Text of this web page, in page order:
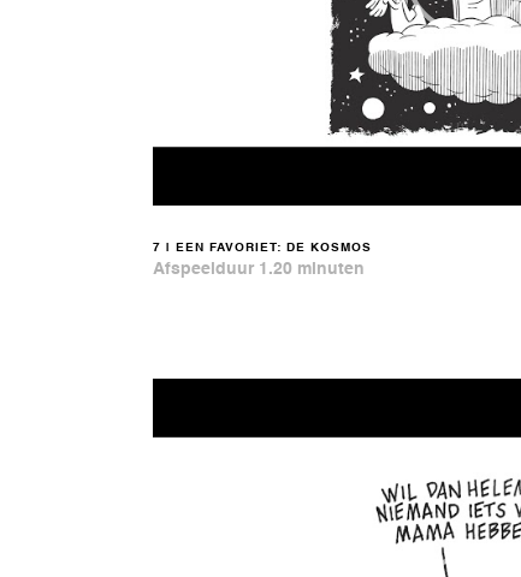
7 | EEN FAVORIET: DE KOSMOS
Afspeelduur 1.20 minuten